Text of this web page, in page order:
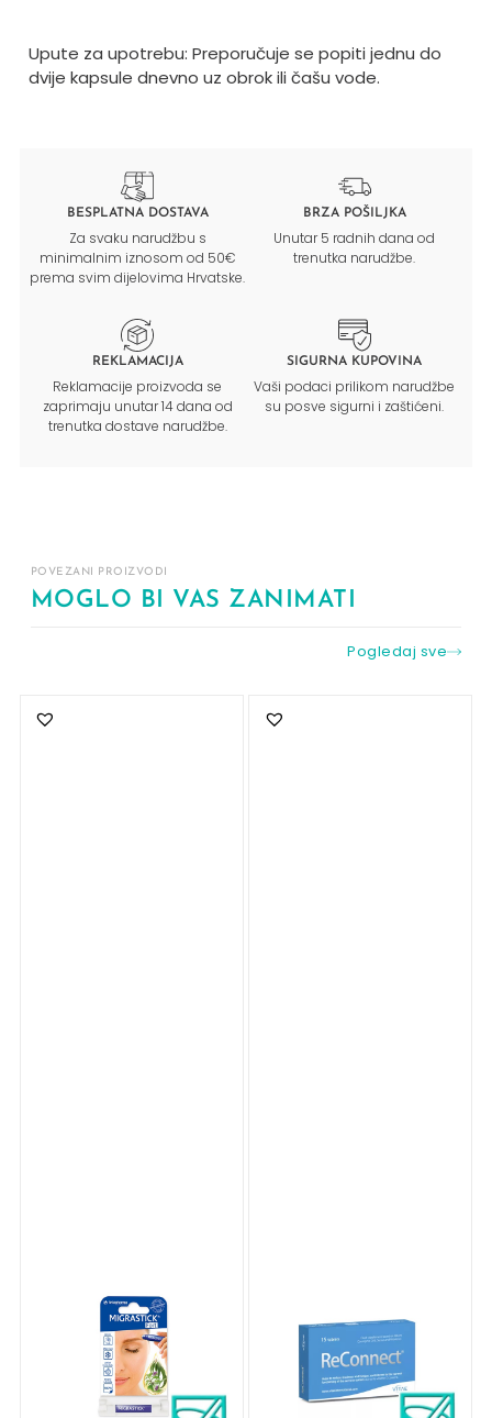
Upute za upotrebu: Preporučuje se popiti jednu do
dvije kapsule dnevno uz obrok ili čašu vode.
BESPLATNA DOSTAVA
Za svaku narudžbu s
minimalnim iznosom od 50€
prema svim dijelovima Hrvatske.
BRZA POŠILJKA
Unutar 5 radnih dana od
trenutka narudžbe.
REKLAMACIJA
Reklamacije proizvoda se
zaprimaju unutar 14 dana od
trenutka dostave narudžbe.
SIGURNA KUPOVINA
Vaši podaci prilikom narudžbe
su posve sigurni i zaštićeni.
POVEZANI PROIZVODI
MOGLO BI VAS ZANIMATI
Pogledaj sve